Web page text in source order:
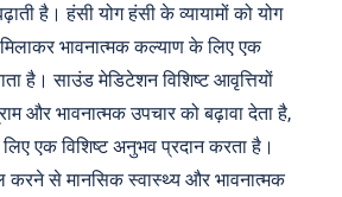
है। हंसी योग हंसी के व्यायामों को योग
भावनात्मक कल्याण के लिए एक
है। साउंड मेडिटेशन विशिष्ट आवृत्तियों
और भावनात्मक उपचार को बढ़ावा देता है,
लिए एक विशिष्ट अनुभव प्रदान करता है।
करने से मानसिक स्वास्थ्य और भावनात्मक